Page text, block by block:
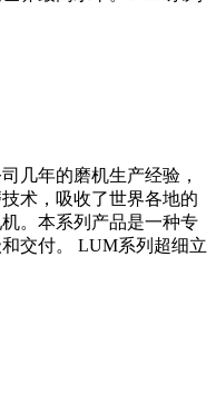
几年的磨机生产经验，
术，吸收了世界各地的
。本系列产品是一种专
交付。 LUM系列超细立